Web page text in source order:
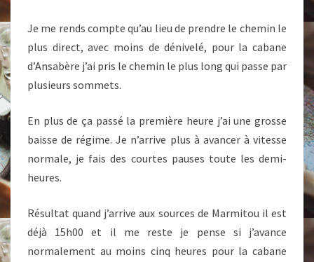
Je me rends compte qu’au lieu de prendre le chemin le
plus direct, avec moins de dénivelé, pour la cabane
d’Ansabère j’ai pris le chemin le plus long qui passe par
plusieurs sommets.
En plus de ça passé la première heure j’ai une grosse
baisse de régime. Je n’arrive plus à avancer à vitesse
normale, je fais des courtes pauses toute les demi-
heures.
Résultat quand j’arrive aux sources de Marmitou il est
déjà 15h00 et il me reste je pense si j’avance
normalement au moins cinq heures pour la cabane